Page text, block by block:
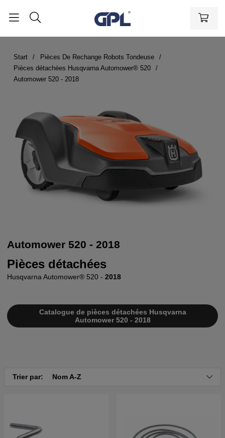
Start
Pièces De Rechange Robots Tondeuse
Pièces détachées Husqvarna Automower® 520
Automower 520 - 2018
Automower 520 - 2018
Pièces détachées
Husqvarna Automower® 520 - 2018
Catalogue de pièces détachées Husqvarna
Automower 520 - 2018
Trier par: Nom A-Z